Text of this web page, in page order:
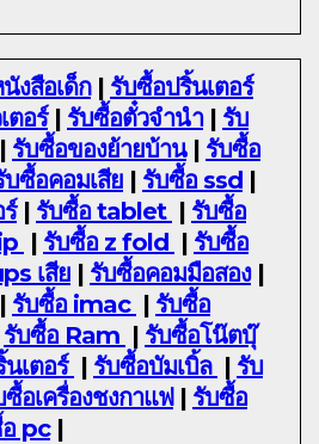
งสือเด็ก| รับซื้อปริ้นเตอร์
ตอร์| รับซื้อตั๋วจำนำ| รับ
รับซื้อของย้ายบ้าน| รับซื้อ
บซื้อคอมเสีย | รับซื้อ ssd |
| รับซื้อ tablet | รับซื้อ
| รับซื้อ z fold | รับซื้อ
เสีย | รับซื้อคอมมือสอง|
รับซื้อ imac | รับซื้อ
รับซื้อ Ram | รับซื้อโน๊ตบุ๊
เตอร์ | รับซื้อบัมเบิ้ล | รับ
ซื้อเครื่องชงกาแฟ | รับซื้อ
pc|